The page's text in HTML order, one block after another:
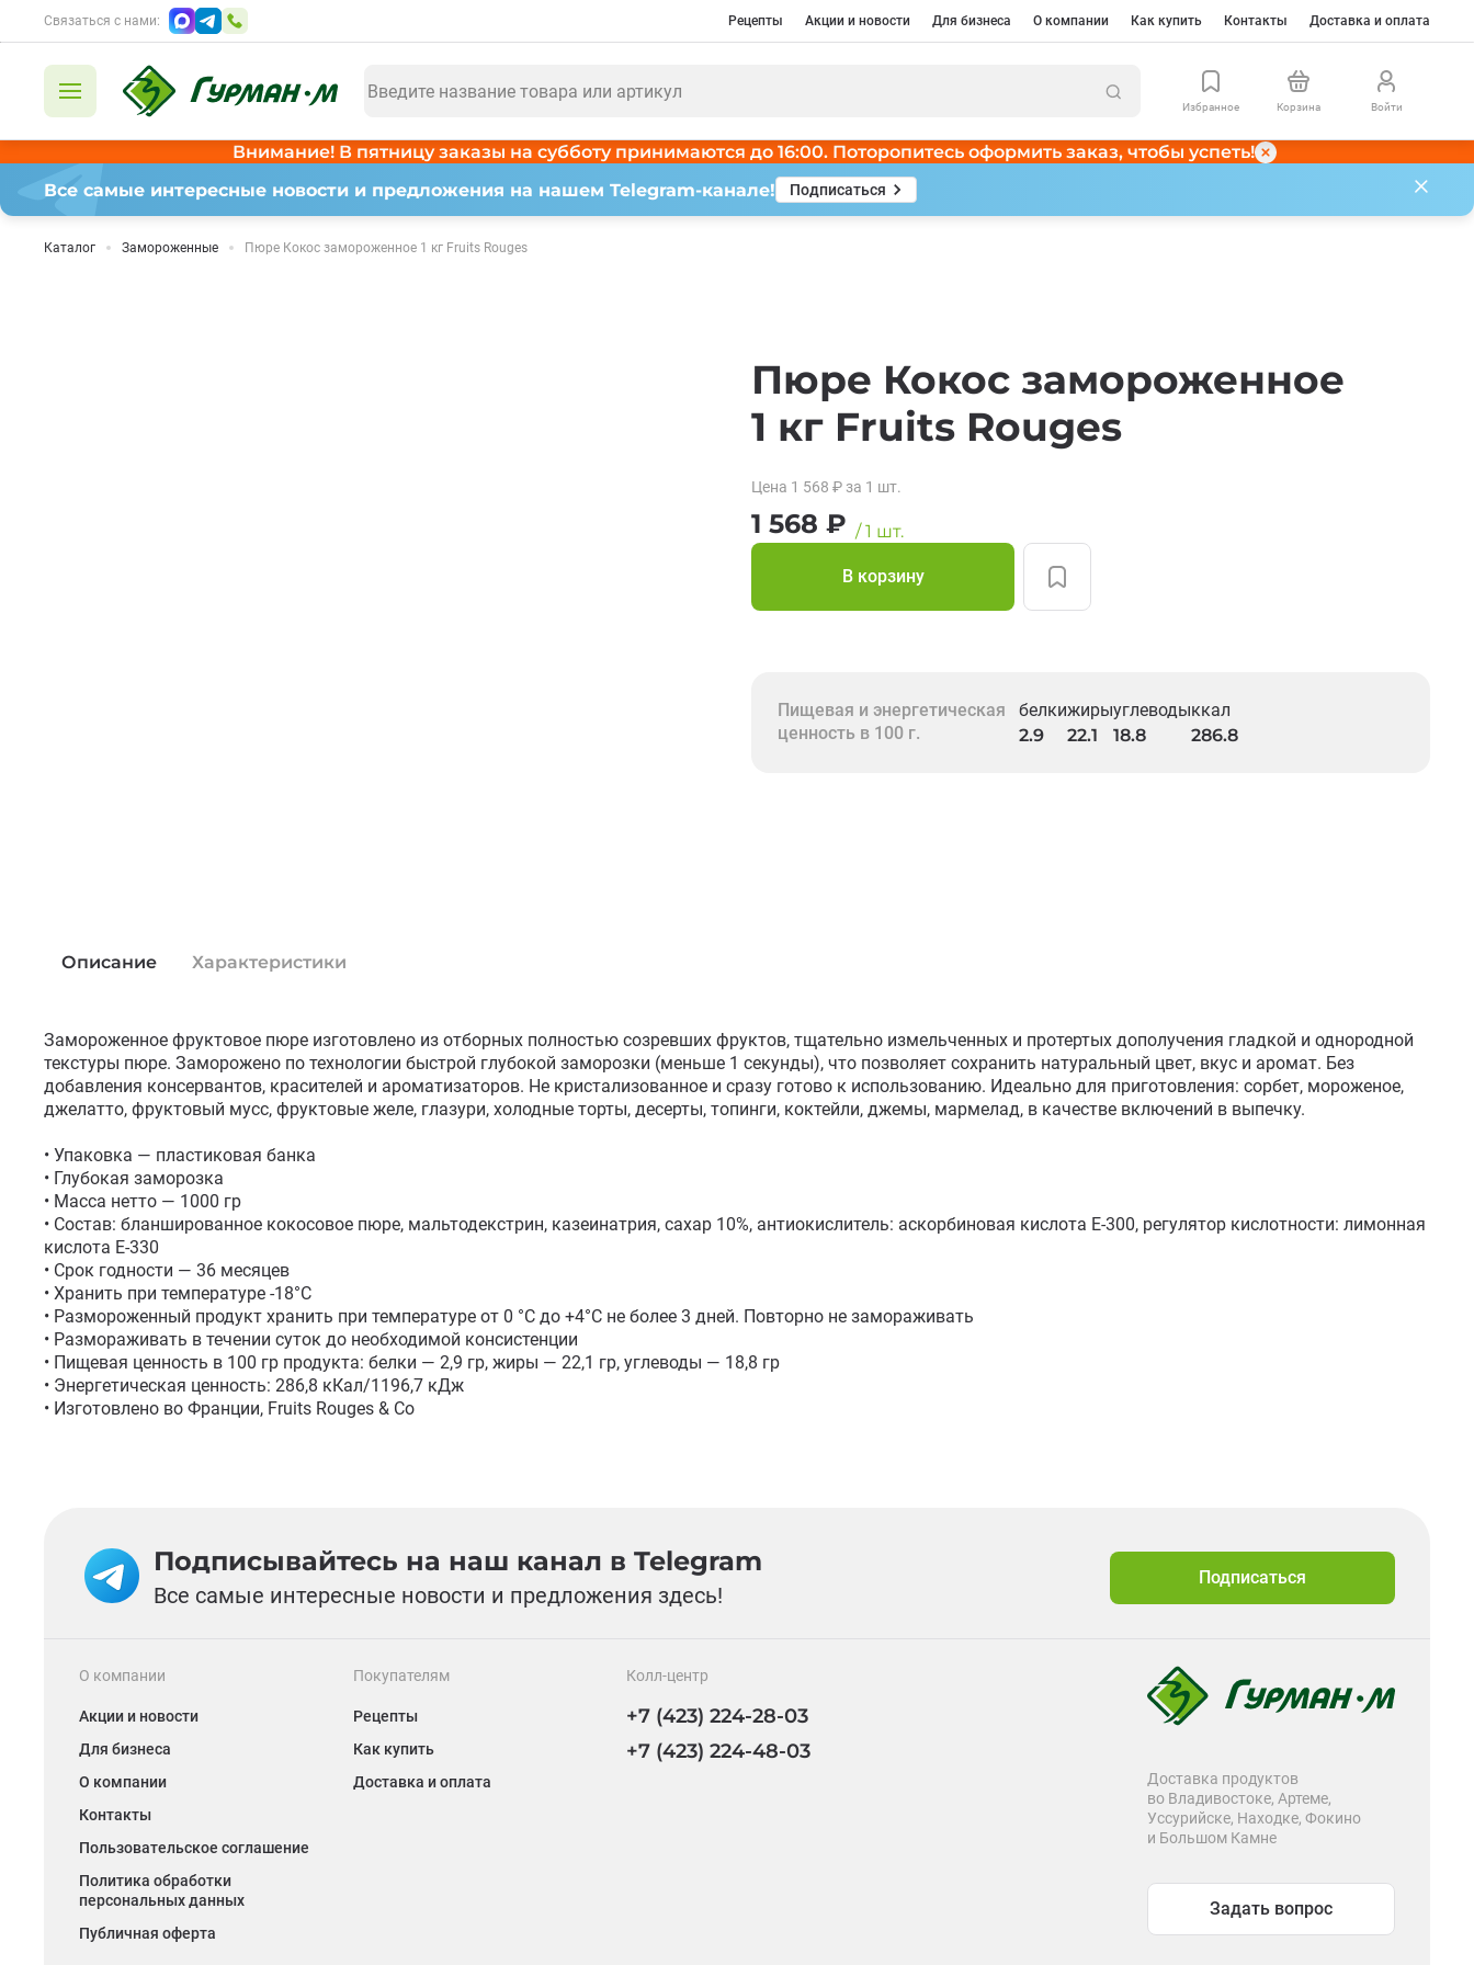
Связаться с нами: Рецепты Акции и новости Для бизнеса О компании Как купить Контакты Доставка и оплата
Избранное Корзина Войти
Внимание! В пятницу заказы на субботу принимаются до 16:00. Поторопитесь оформить заказ, чтобы успеть!
Все самые интересные новости и предложения на нашем Telegram-канале!
Подписаться
Каталог Замороженные Пюре Кокос замороженное 1 кг Fruits Rouges
Пюре Кокос замороженное
1 кг Fruits Rouges
Цена 1 568 ₽ за 1 шт.
1 568 ₽ /1 шт.
В корзину
Пищевая и энергетическая
ценность в 100 г.
белки
2.9
жиры
22.1
углеводы
18.8
ккал
286.8
Описание Характеристики
Замороженное фруктовое пюре изготовлено из отборных полностью созревших фруктов, тщательно измельченных и протертых дополучения гладкой и однородной
текстуры пюре. Заморожено по технологии быстрой глубокой заморозки (меньше 1 секунды), что позволяет сохранить натуральный цвет, вкус и аромат. Без
добавления консервантов, красителей и ароматизаторов. Не кристализованное и сразу готово к использованию. Идеально для приготовления: сорбет, мороженое,
джелатто, фруктовый мусс, фруктовые желе, глазури, холодные торты, десерты, топинги, коктейли, джемы, мармелад, в качестве включений в выпечку.
• Упаковка — пластиковая банка
• Глубокая заморозка
• Масса нетто — 1000 гр
• Состав: бланшированное кокосовое пюре, мальтодекстрин, казеинатрия, сахар 10%, антиокислитель: аскорбиновая кислота Е-300, регулятор кислотности: лимонная
кислота Е-330
• Срок годности — 36 месяцев
• Хранить при температуре -18°С
• Размороженный продукт хранить при температуре от 0 °C до +4°С не более 3 дней. Повторно не замораживать
• Размораживать в течении суток до необходимой консистенции
• Пищевая ценность в 100 гр продукта: белки — 2,9 гр, жиры — 22,1 гр, углеводы — 18,8 гр
• Энергетическая ценность: 286,8 кКал/1196,7 кДж
• Изготовлено во Франции, Fruits Rouges & Co
Подписывайтесь на наш канал в Telegram
Все самые интересные новости и предложения здесь!
Подписаться
О компании
Акции и новости
Для бизнеса
О компании
Контакты
Пользовательское соглашение
Политика обработки
персональных данных
Публичная оферта
Покупателям
Рецепты
Как купить
Доставка и оплата
Колл-центр
+7 (423) 224-28-03
+7 (423) 224-48-03
Доставка продуктов
во Владивостоке, Артеме,
Уссурийске, Находке, Фокино
и Большом Камне
Задать вопрос